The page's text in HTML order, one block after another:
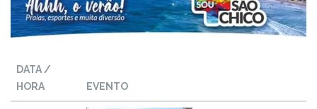
DATA /
HORA
EVENTO